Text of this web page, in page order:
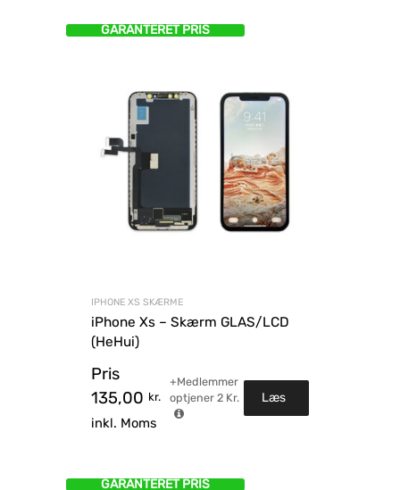
GARANTERET PRIS
IPHONE XS SKÆRME
iPhone Xs – Skærm GLAS/LCD
(HeHui)
Pris
135,00 kr.
inkl. Moms
+Medlemmer
optjener2 Kr. Læs
GARANTERET PRIS